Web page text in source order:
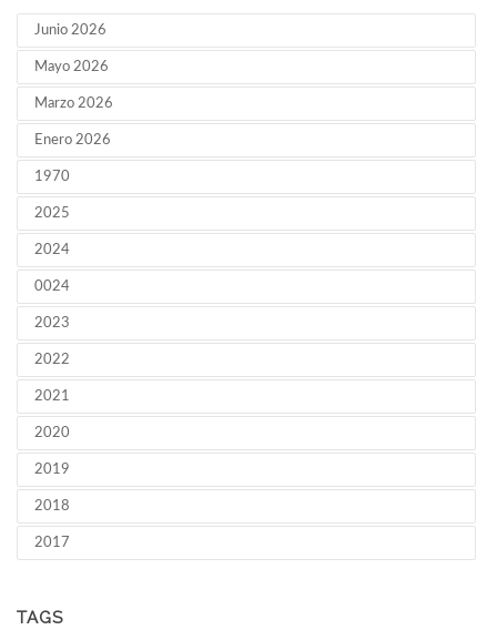
Junio 2026
Mayo 2026
Marzo 2026
Enero 2026
1970
2025
2024
0024
2023
2022
2021
2020
2019
2018
2017
TAGS